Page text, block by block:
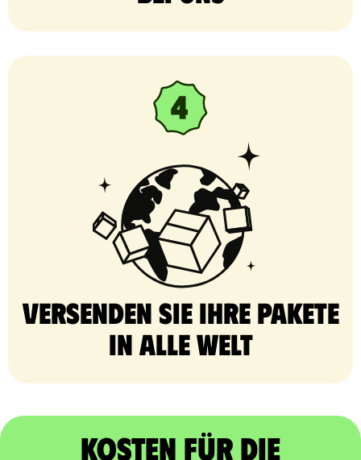
Versenden Sie Ihre Pakete
in alle Welt
Kosten für die